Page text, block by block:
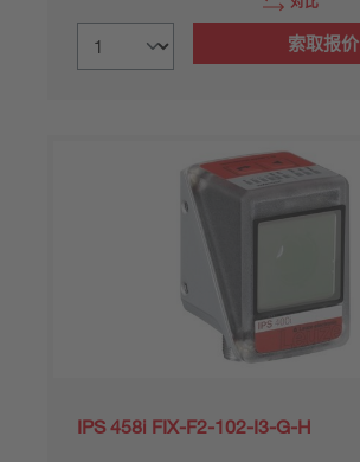
索取报价
IPS 458i FIX-F2-102-I3-G-H